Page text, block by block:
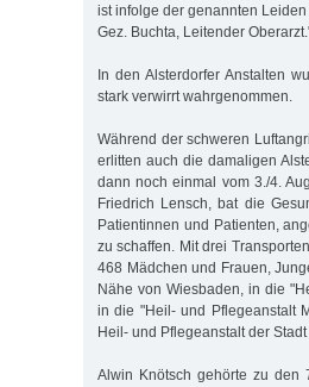
ist infolge der genannten
Gez. Buchta, Leitender
In den Alsterdorfer Anstalten
stark verwirrt wahrgenommen.
Während der schweren
erlitten auch die damaligen
dann noch einmal vom 3./4.
Friedrich Lensch, bat die
Patientinnen und Patienten,
zu schaffen. Mit drei
468 Mädchen und Frauen,
Nähe von Wiesbaden, in die
in die "Heil- und Pflegeanstalt
Heil- und Pflegeanstalt der
Alwin Knötsch gehörte zu den